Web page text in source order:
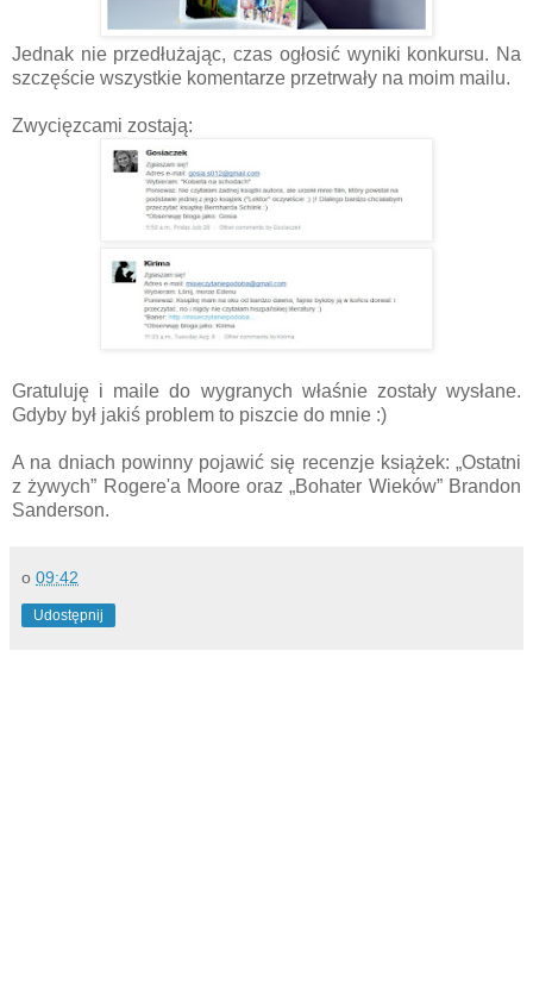
Jednak nie przedłużając, czas ogłosić wyniki konkursu. Na
szczęście wszystkie komentarze przetrwały na moim mailu.
Zwycięzcami zostają:
Gratuluję i maile do wygranych właśnie zostały wysłane.
Gdyby był jakiś problem to piszcie do mnie :)
A na dniach powinny pojawić się recenzje książek: „Ostatni
z żywych” Rogere'a Moore oraz „Bohater Wieków” Brandon
Sanderson.
o 09:42
Udostępnij